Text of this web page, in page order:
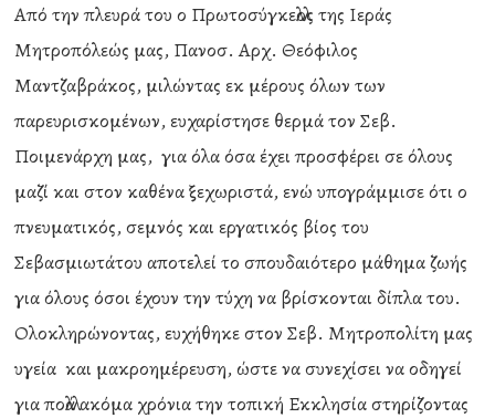
Από την πλευρά του ο Πρωτοσύγκελλος της Ιεράς
Μητροπόλεώς μας, Πανοσ. Αρχ. Θεόφιλος
Μαντζαβράκος, μιλώντας εκ μέρους όλων των
παρευρισκομένων, ευχαρίστησε θερμά τον Σεβ.
Ποιμενάρχη μας, για όλα όσα έχει προσφέρει σε όλους
μαζί και στον καθένα ξεχωριστά, ενώ υπογράμμισε ότι ο
πνευματικός, σεμνός και εργατικός βίος του
Σεβασμιωτάτου αποτελεί το σπουδαιότερο μάθημα ζωής
για όλους όσοι έχουν την τύχη να βρίσκονται δίπλα του.
Ολοκληρώνοντας, ευχήθηκε στον Σεβ. Μητροπολίτη μας
υγεία και μακροημέρευση, ώστε να συνεχίσει να οδηγεί
για πολλά ακόμα χρόνια την τοπική Εκκλησία στηρίζοντας